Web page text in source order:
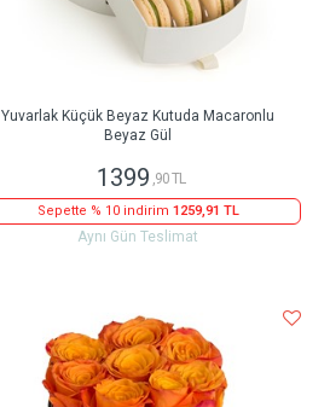
Yuvarlak Küçük Beyaz Kutuda Macaronlu
Beyaz Gül
1399 ,90 TL
Sepette % 10 indirim 1259,91 TL
Aynı Gün Teslimat